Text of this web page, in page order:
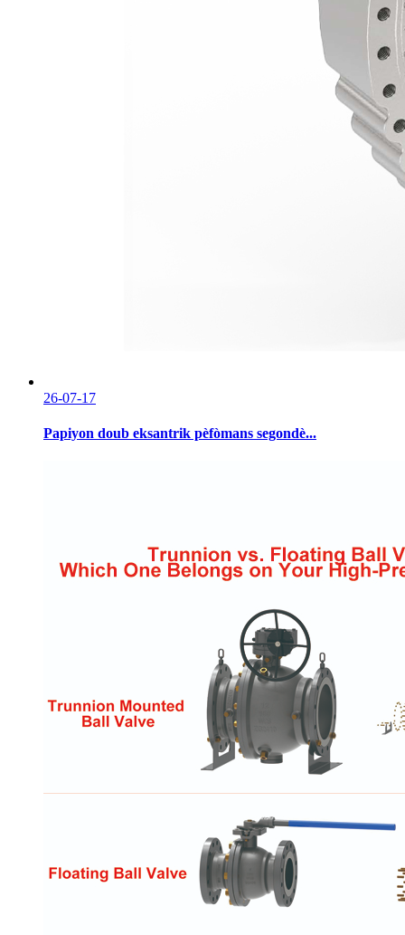
26-07-17
Papiyon doub eksantrik pèfòmans segondè...